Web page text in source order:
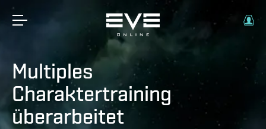
Multiples
Charaktertraining
überarbeitet